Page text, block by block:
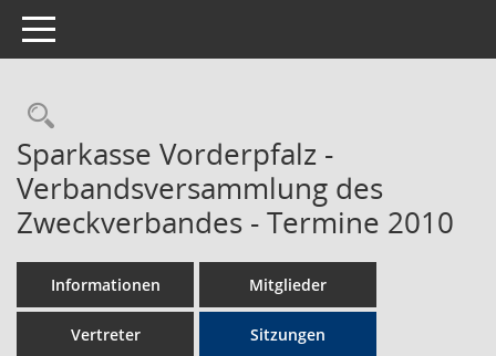
Toggle navigation
Rechercheauswahl
Sparkasse Vorderpfalz -
Verbandsversammlung des
Zweckverbandes - Termine 2010
Informationen Mitglieder
Vertreter Sitzungen